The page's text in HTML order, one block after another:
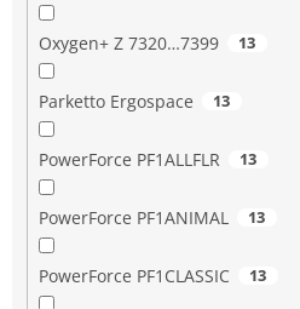
Oxygen+ Z 7320…7399 13
Parketto Ergospace 13
PowerForce PF1ALLFLR 13
PowerForce PF1ANIMAL 13
PowerForce PF1CLASSIC 13